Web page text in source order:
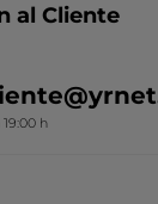
al Cliente
h